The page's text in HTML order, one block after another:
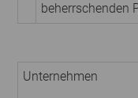
beherrschenden
Unternehmen